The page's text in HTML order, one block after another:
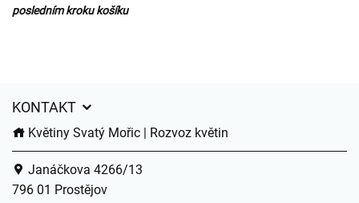
posledním kroku košíku
KONTAKT
Květiny Svatý Mořic | Rozvoz květin
Janáčkova 4266/13
796 01 Prostějov